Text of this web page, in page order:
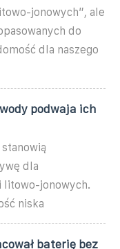
jonowych”, ale
do
dla naszego
podwaja ich
dla
litowo-jonowych.
niska
baterię bez